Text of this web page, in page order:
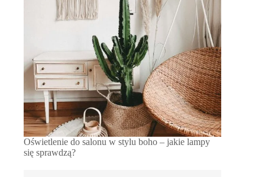
Oświetlenie do salonu w stylu boho – jakie lampy
się sprawdzą?